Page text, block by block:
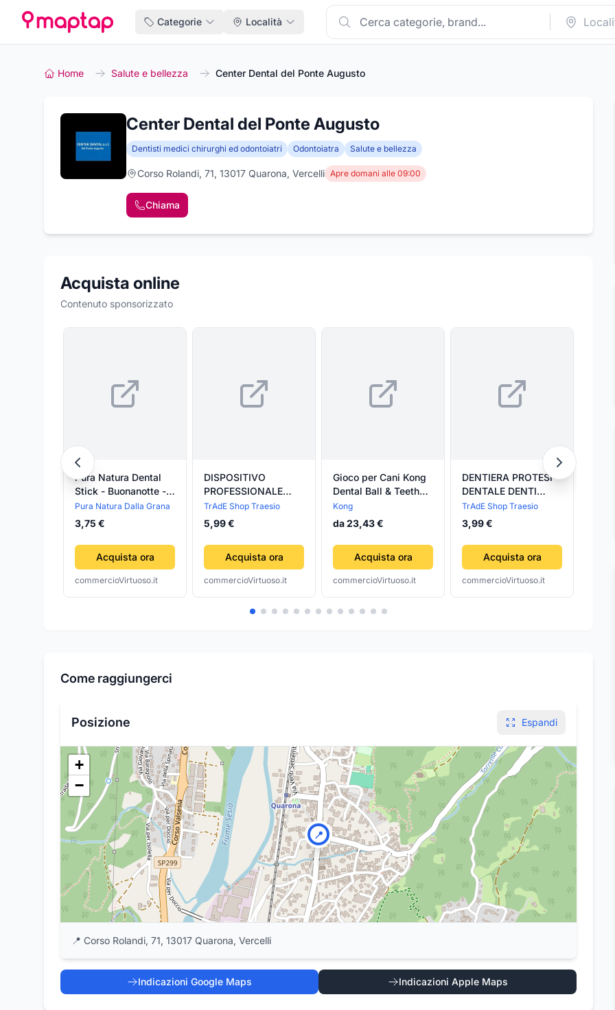
Categorie Località
Home Salute e bellezza Center Dental del Ponte Augusto
Center Dental del Ponte Augusto
Dentisti medici chirurghi ed odontoiatri Odontoiatra Salute e bellezza
Corso Rolandi, 71, 13017 Quarona, Vercelli Apre domani alle 09:00
Chiama
Acquista online
Contenuto sponsorizzato
Pura Natura Dental
Stick - Buonanotte -
Medium Mela
Camomilla
Pura Natura Dalla Grana
3,75 €
Acquista ora
commercioVirtuoso.it
DISPOSITIVO
PROFESSIONALE
SBIANCANTE A LED
DENTI DENTAL
WHITE RX SORRISO
SUPER
TrAdE Shop Traesio
5,99 €
Acquista ora
commercioVirtuoso.it
Gioco per Cani Kong
Dental Ball & Teeth
Cleaning Gel
Kong
da 23,43 €
Acquista ora
commercioVirtuoso.it
DENTIERA PROTESI
DENTALE DENTI
FINTI PERFETTI
RIUTILIZZABILE
SMONTABILE
SORRISO
TrAdE Shop Traesio
3,99 €
Acquista ora
commercioVirtuoso.it
Come raggiungerci
Posizione Espandi
📍
+
−
📍 Corso Rolandi, 71, 13017 Quarona, Vercelli
Indicazioni Google Maps Indicazioni Apple Maps